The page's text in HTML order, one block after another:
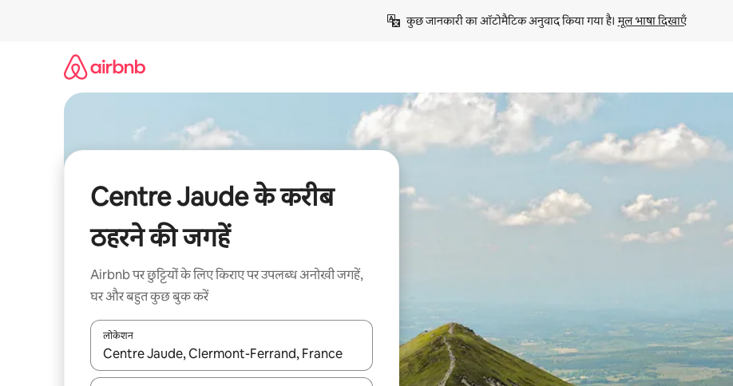
कुछ जानकारी का ऑटोमैटिक अनुवाद किया गया है। मूल भाषा दिखाएँ
Centre Jaude के करीब
ठहरने की जगहें
Airbnb पर छुट्टियों के लिए किराए पर उपलब्ध अनोखी जगहें,
घर और बहुत कुछ बुक करें
लोकेशन
नतीजों के उपलब्ध होने पर, अप और डाउन 'ऐरो की' का इस्तेमाल करके नेविगेट करें या टच या फिर स्वाइप जेस्चर का इस्तेमाल करके एक्सप्लोर करें।